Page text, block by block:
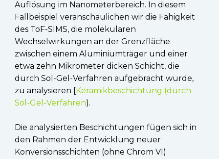
Auflösung im Nanometerbereich. In diesem
Fallbeispiel veranschaulichen wir die Fähigkeit
des ToF-SIMS, die molekularen
Wechselwirkungen an der Grenzfläche
zwischen einem Aluminiumträger und einer
etwa zehn Mikrometer dicken Schicht, die
durch Sol-Gel-Verfahren aufgebracht wurde,
zu analysieren [
Keramikbeschichtung (durch
Sol-Gel-Verfahren).
Die analysierten Beschichtungen fügen sich in
den Rahmen der Entwicklung neuer
Konversionsschichten (ohne Chrom VI)